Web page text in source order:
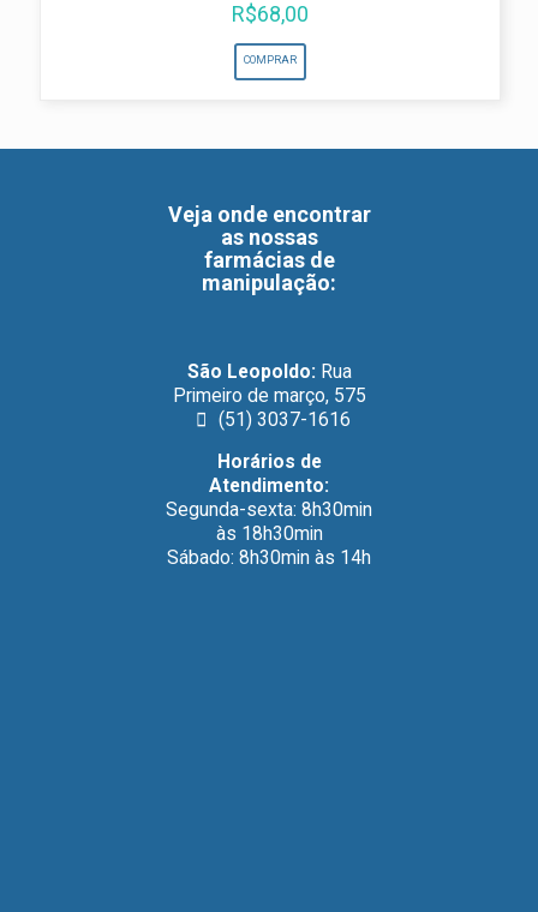
R$68,00
COMPRAR
Veja onde encontrar
as nossas
farmácias de
manipulação:
São Leopoldo: Rua
Primeiro de março, 575
(51) 3037-1616
Horários de
Atendimento:
Segunda-sexta: 8h30min
às 18h30min
Sábado: 8h30min às 14h